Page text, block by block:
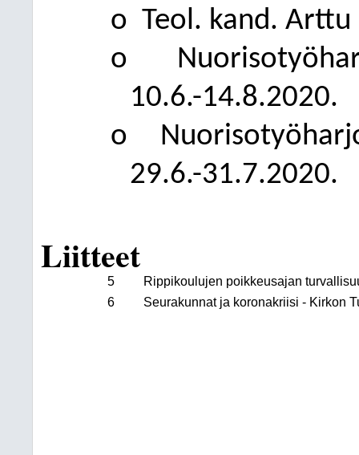
o Teol. kand.
o
10.6.-14.8.2020.
o
29.6.-31.7.2020.
Liitteet
5
Rippikoulujen poikkeusajan
6
Seurakunnat ja koronakriisi - Kirkon